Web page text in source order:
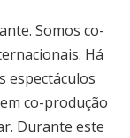
Somos co-
Há
espectáculos
co-produção
Durante este